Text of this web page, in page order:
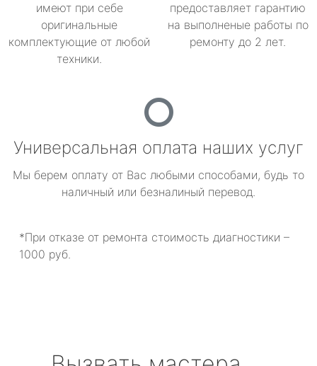
имеют при себе
оригинальные
комплектующие от любой
техники.
предоставляет гарантию
на выполненые работы по
ремонту до 2 лет.
Универсальная оплата наших услуг
Мы берем оплату от Вас любыми способами, будь то
наличный или безналиный перевод.
*При отказе от ремонта стоимость диагностики –
1000 руб.